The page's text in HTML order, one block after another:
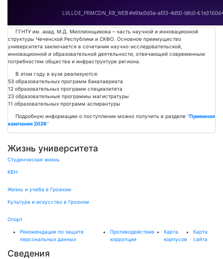
ГГНТУ им. акад. М.Д. Миллионщикова – часть научной и инновационной
структуры Чеченской Республики и СКФО. Основное преимущество
университета заключается в сочетании научно-исследовательской,
инновационной и образовательной деятельности, отвечающей современным
потребностям общества и инфраструктуре региона.
В этом году в вузе реализуются:
53 образовательных программ бакалавриата
12 образовательных программ специалитета
23 образовательные программы магистратуры
11 образовательных программ аспирантуры
Подробную информацию о поступлении можно получить в разделе "Приемная
кампания 2026"
Жизнь университета
Студенческая жизнь
КВН
Жизнь и учеба в Грозном
Культура и искусство в Грозном
Спорт
Рекомендации по защите
персональных данных
Противодействие
коррупции
Карта
корпусов
Карта
сайта
Сведения